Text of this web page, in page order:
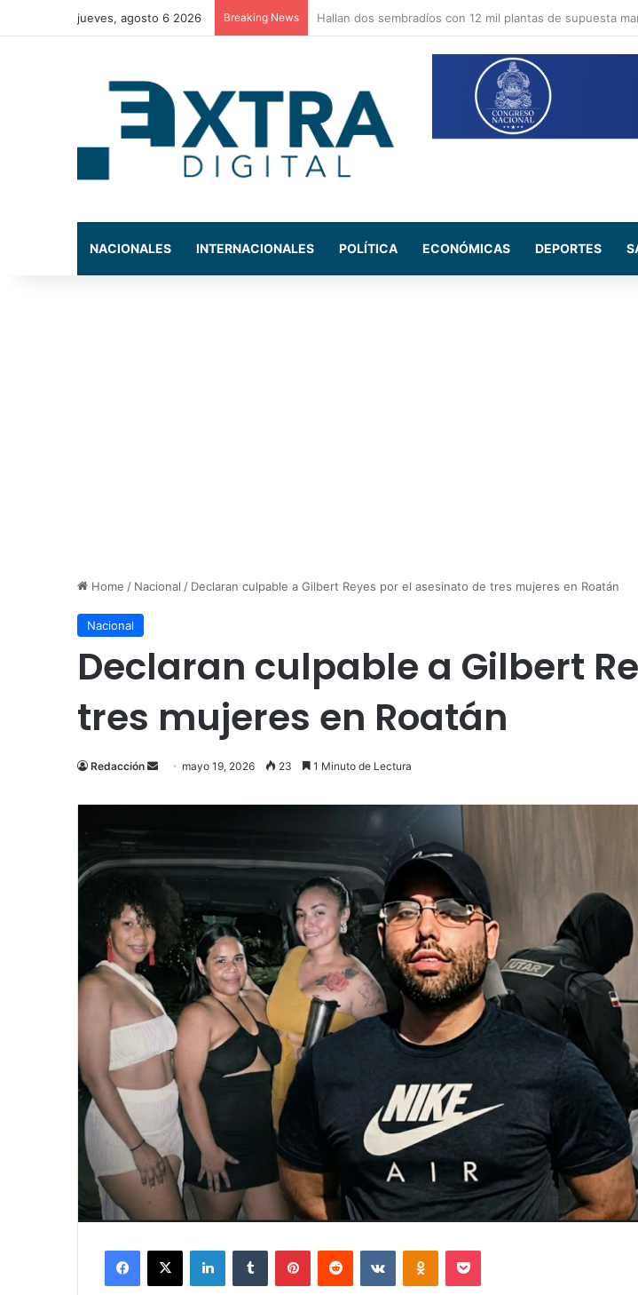
jueves, agosto 6 2026 Breaking News Policía Municipal apuesta por recuperar espacios
NACIONALES INTERNACIONALES POLÍTICA ECONÓMICAS DEPORTES
Home / Nacional / Declaran culpable a Gilbert Reyes por el asesinato de tres mujeres en Roatán
Nacional
Declaran culpable a Gilbert
tres mujeres en Roatán
Redacción
Send
email
mayo 19, 2026 23 1 Minuto de Lectura
Facebook
X LinkedInTumblr PinterestReddit VKontakteOdnoklassniki
Pocket